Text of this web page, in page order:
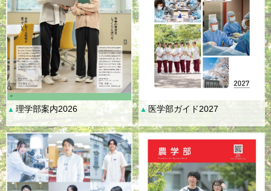
▲理学部案内2026 ▲ 医学部ガイド2027